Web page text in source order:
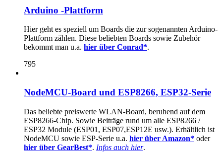
Arduino -Plattform
Hier geht es speziell um Boards die zur sogenannten Arduino-
Plattform zählen. Diese beliebten Boards sowie Zubehör
bekommt man u.a. hier über Conrad*.
795
NodeMCU-Board und ESP8266, ESP32-Serie
Das beliebte preiswerte WLAN-Board, beruhend auf dem
ESP8266-Chip. Sowie Beiträge rund um alle ESP8266 /
ESP32 Module (ESP01, ESP07,ESP12E usw.). Erhältlich ist
NodeMCU sowie ESP-Serie u.a. hier über Amazon* oder
hier über GearBest*. Infos auch hier.